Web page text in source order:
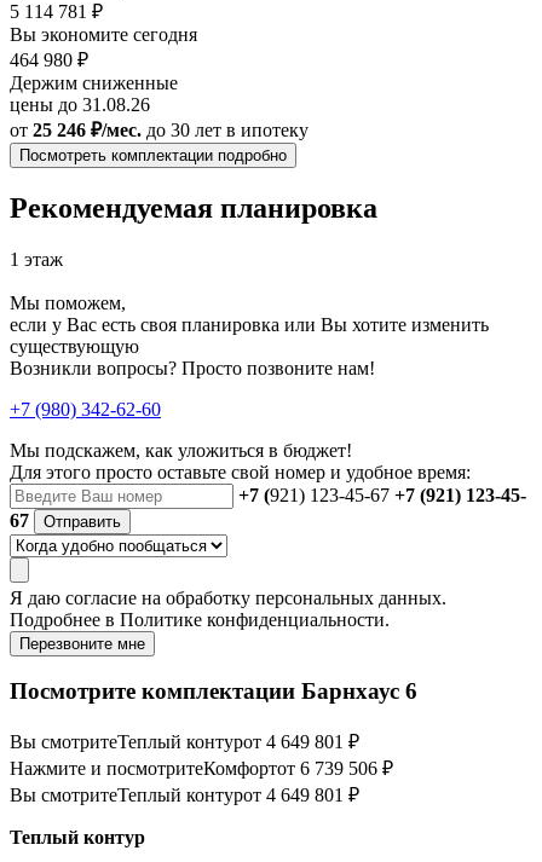
5 114 781 ₽
Вы экономите сегодня
464 980 ₽
Держим сниженные
цены до 31.08.26
от 25 246 ₽/мес. до 30 лет в ипотеку
Посмотреть комплектации подробно
Рекомендуемая планировка
1 этаж
Мы поможем,
если у Вас есть своя планировка или Вы хотите изменить
существующую
Возникли вопросы? Просто позвоните нам!
+7 (980) 342-62-60
Мы подскажем, как уложиться в бюджет!
Для этого просто оставьте свой номер и удобное время:
+7 (921) 123-45-67 +7 (921) 123-45-
67
Отправить
Я даю согласие на обработку персональных данных.
Подробнее в Политике конфиденциальности.
Перезвоните мне
Посмотрите комплектации Барнхаус 6
Вы смотритеТеплый контурот 4 649 801 ₽
Нажмите и посмотритеКомфортот 6 739 506 ₽
Вы смотритеТеплый контурот 4 649 801 ₽
Теплый контур